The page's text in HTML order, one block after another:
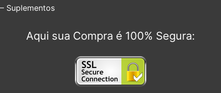
– Suplementos
Aqui sua Compra é 100% Segura: